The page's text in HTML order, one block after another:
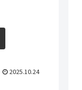
2025.10.24